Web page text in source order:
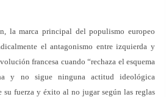
la marca principal del populismo europeo
el antagonismo entre izquierda y
francesa cuando “rechaza el esquema
y no sigue ninguna actitud ideológica
su fuerza y éxito al no jugar según las reglas